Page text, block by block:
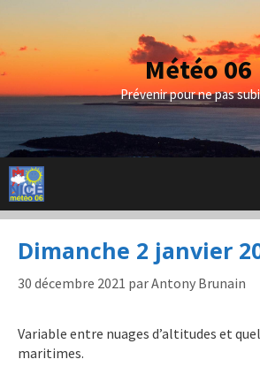
contenu
Météo 06
Prévenir pour ne pas
Dimanche 2 janvier
30 décembre 2021 parAntony Brunain
Variable entre nuages d’altitudes et
maritimes.